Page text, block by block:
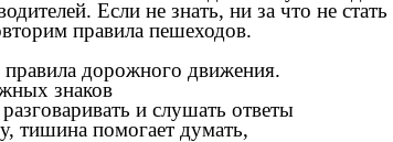
Если не знать, ни за что не
правила пешеходов.
дорожного движения.
знаков
и слушать ответы
помогает думать,